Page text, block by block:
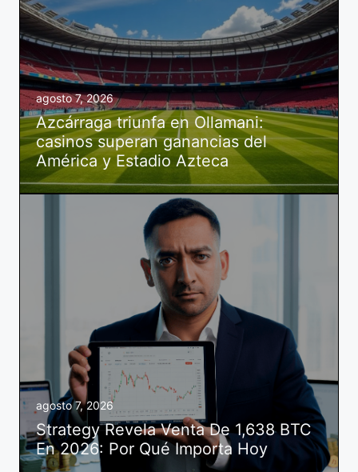
agosto 7, 2026
Azcárraga triunfa en Ollamani:
casinos superan ganancias del
América y Estadio Azteca
agosto 7, 2026
Strategy Revela Venta De 1,638 BTC
En 2026: Por Qué Importa Hoy